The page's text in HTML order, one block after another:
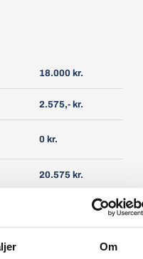
Om
18.000 kr.
2.575,- kr.
0 kr.
20.575 kr.